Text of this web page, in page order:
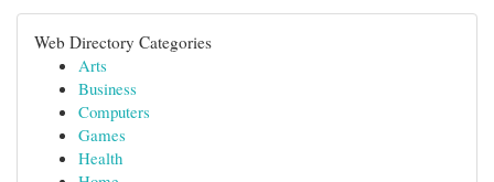
Web Directory Categories
Arts
Business
Computers
Games
Health